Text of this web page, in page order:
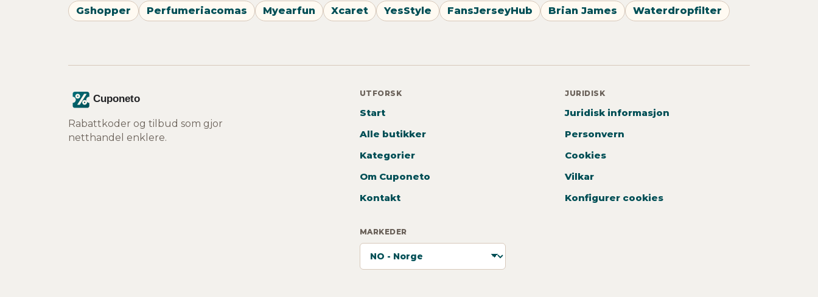
Gshopper Perfumeriacomas Myearfun Xcaret YesStyle FansJerseyHub Brian James Waterdropfilter
Rabattkoder og tilbud som gjor
netthandel enklere.
UTFORSK
Start
Alle butikker
Kategorier
Om Cuponeto
Kontakt
JURIDISK
Juridisk informasjon
Personvern
Cookies
Vilkar
Konfigurer cookies
MARKEDER